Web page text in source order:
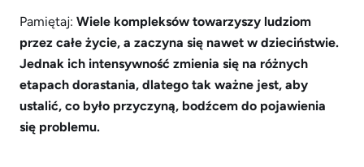
Pamiętaj: Wiele kompleksów towarzyszy ludziom
przez całe życie, a zaczyna się nawet w dzieciństwie.
Jednak ich intensywność zmienia się na różnych
etapach dorastania, dlatego tak ważne jest, aby
ustalić, co było przyczyną, bodźcem do pojawienia
się problemu.